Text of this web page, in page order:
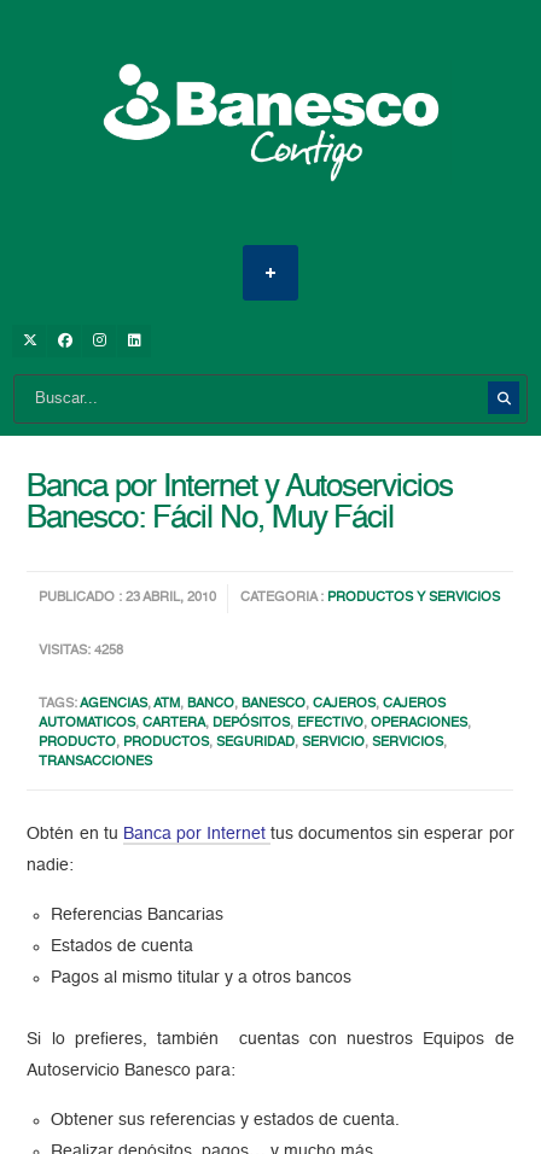
Banca por Internet y Autoservicios
Banesco: Fácil No, Muy Fácil
PUBLICADO : 23 ABRIL, 2010 CATEGORIA : PRODUCTOS Y SERVICIOS
VISITAS: 4258
TAGS:AGENCIAS,ATM,BANCO,BANESCO,CAJEROS,CAJEROS
AUTOMATICOS,CARTERA,DEPÓSITOS, EFECTIVO,OPERACIONES,
PRODUCTO, PRODUCTOS,SEGURIDAD,SERVICIO,SERVICIOS,
TRANSACCIONES
Obtén en tu Banca por Internettus documentos sin esperar por
nadie:
Referencias Bancarias
Estados de cuenta
Pagos al mismo titular y a otros bancos
Si lo prefieres, también cuentas con nuestros Equipos de
Autoservicio Banesco para:
Obtener sus referencias y estados de cuenta.